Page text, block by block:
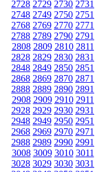
2728 2729 2730 2731
2748 2749 2750 2751
2768 2769 2770 2771
2788 2789 2790 2791
2808 2809 2810 2811
2828 2829 2830 2831
2848 2849 2850 2851
2868 2869 2870 2871
2888 2889 2890 2891
2908 2909 2910 2911
2928 2929 2930 2931
2948 2949 2950 2951
2968 2969 2970 2971
2988 2989 2990 2991
3008 3009 3010 3011
3028 3029 3030 3031